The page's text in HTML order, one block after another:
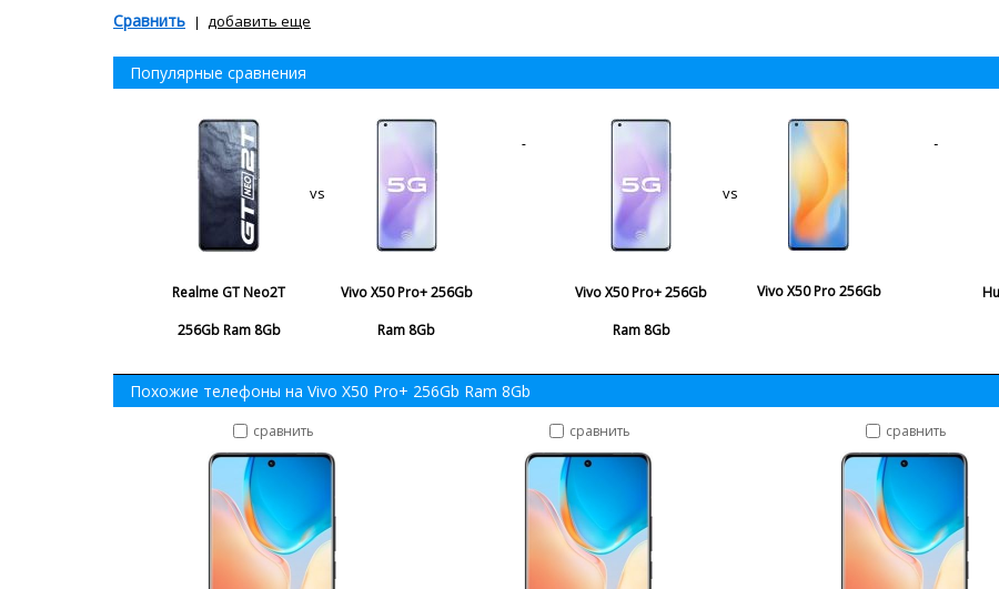
Сравнить добавить еще
Популярные сравнения
Realme GT Neo2T
256Gb Ram 8Gb
vs
Vivo X50 Pro+ 256Gb
Ram 8Gb
Vivo X50 Pro+ 256Gb
Ram 8Gb
vs
Vivo X50 Pro 256Gb
Похожие телефоны на Vivo X50 Pro+ 256Gb Ram 8Gb
сравнить сравнить сравнить